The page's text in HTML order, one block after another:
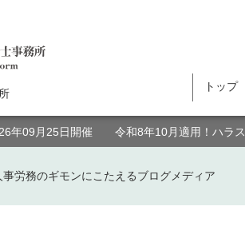
トップ
年09月25日開催 令和8年10月適用！ハラス
事労務のギモンにこたえるブログメディア